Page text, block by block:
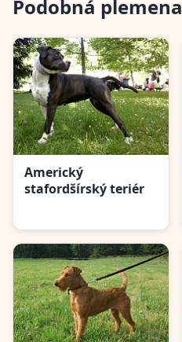
Podobná plemena
Americký
stafordšírský teriér